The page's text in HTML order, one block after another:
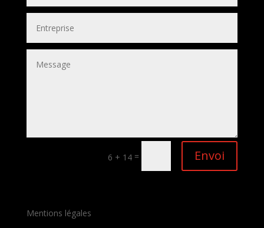
6 + 14 = Envoi
Mentions légales